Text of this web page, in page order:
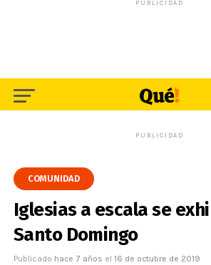
PUBLICIDAD
PUBLICIDAD
COMUNIDAD
Iglesias a escala se
Santo Domingo
Publicado hace 7 años el 16 de octubre de 2019